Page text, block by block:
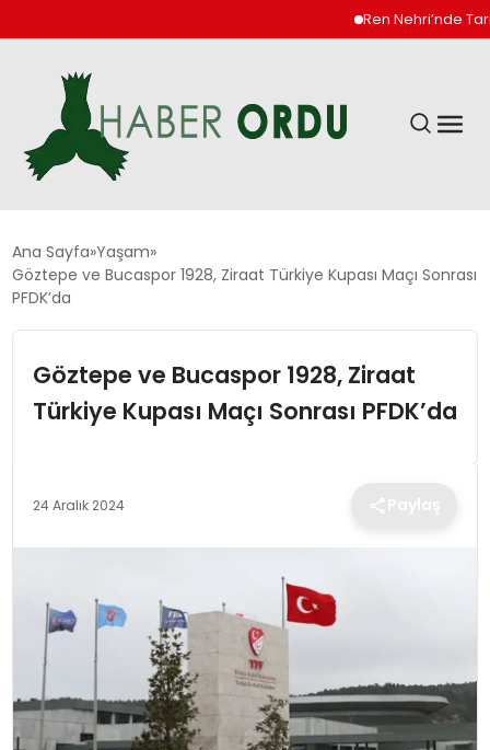
Ren Nehri’nde Tarihi
GÜNDEM
DÜNYA
EKONOMI
TEKNOLOJI
MAGAZIN
SPOR
Ana Sayfa Yaşam
Göztepe ve Bucaspor 1928, Ziraat Türkiye Kupası Maçı Sonrası
PFDK’da
Göztepe ve Bucaspor 1928, Ziraat
Türkiye Kupası Maçı Sonrası PFDK’da
24 Aralık 2024